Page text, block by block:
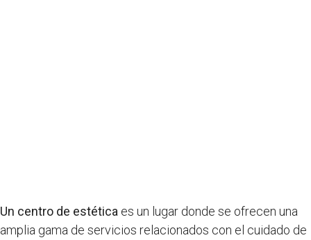
Un centro de estética es un lugar donde se ofrecen una
amplia gama de servicios relacionados con el cuidado de